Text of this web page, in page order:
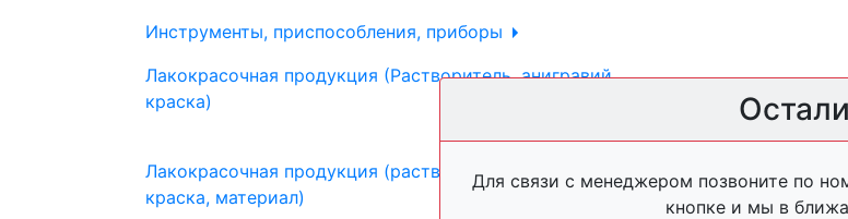
Инструменты, приспособления, приборы
Лакокрасочная продукция (Растворитель, анигравий,
краска)
Лакокрасочная продукция (растворитель, анигравий,
краска, материал)
Для связи с менеджером позвоните по
кнопке и мы в